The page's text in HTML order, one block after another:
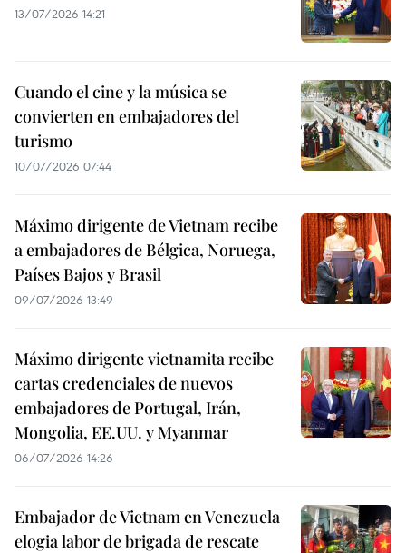
13/07/2026 14:21
Cuando el cine y la música se
convierten en embajadores del
turismo
10/07/2026 07:44
Máximo dirigente de Vietnam recibe
a embajadores de Bélgica, Noruega,
Países Bajos y Brasil
09/07/2026 13:49
Máximo dirigente vietnamita recibe
cartas credenciales de nuevos
embajadores de Portugal, Irán,
Mongolia, EE.UU. y Myanmar
06/07/2026 14:26
Embajador de Vietnam en Venezuela
elogia labor de brigada de rescate